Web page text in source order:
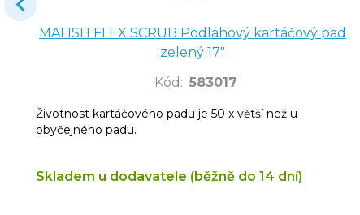
MALISH FLEX SCRUB Podlahový kartáčový pad
zelený 17"
Kód : 583017
Životnost kartáčového padu je 50 x větší než u
obyčejného padu.
Skladem u dodavatele (běžně do 14 dní)